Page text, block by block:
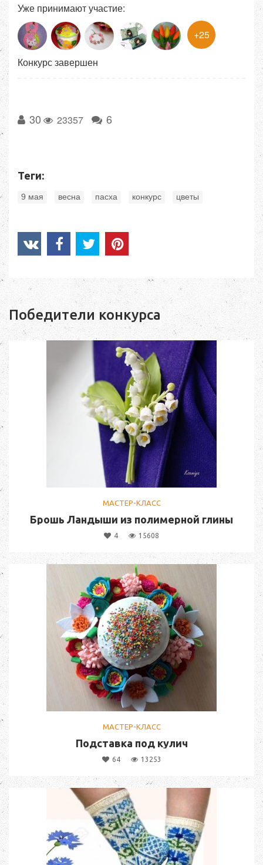
Уже принимают участие:
+25
Конкурс завершен
30 23357 6
Теги:
9 мая весна пасха конкурс цветы
Победители конкурса
МАСТЕР-КЛАСС
Брошь Ландыши из полимерной глины
4 15608
МАСТЕР-КЛАСС
Подставка под кулич
64 13253